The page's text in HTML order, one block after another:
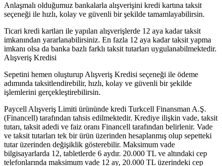
Anlaşmalı olduğumuz bankalarla alışverişini kredi kartına taksit
seçeneği ile hızlı, kolay ve güvenli bir şekilde tamamlayabilirsin.
Ticari kredi kartları ile yapılan alışverişlerde 12 aya kadar taksit
imkanından yararlanabilirsiniz. En fazla 12 aya kadar taksit yapma
imkanı olsa da banka bazlı farklı taksit tutarları uygulanabilmektedir.
Alışveriş Kredisi
Sepetini hemen oluşturup Alışveriş Kredisi seçeneği ile ödeme
adımında taksitlendirebilir, hızlı, kolay ve güvenli bir şekilde
işlemlerini gerçekleştirebilirsin.
Paycell Alışveriş Limiti ürününde kredi Turkcell Finansman A.Ş.
(Financell) tarafından tahsis edilmektedir. Krediye ilişkin vade, taksit
tutarı, taksit adedi ve faiz oranı Financell tarafından belirlenir. Vade
ve taksit tutarları tek bir ürün üzerinden hesaplanmış olup sepetteki
tutar üzerinden değişiklik gösterebilir. Maksimum vade
bilgisayarlarda 12, tabletlerde 6 aydır. 20.000 TL ve altındaki cep
telefonlarında maksimum vade 12 ay, 20.000 TL üzerindeki cep